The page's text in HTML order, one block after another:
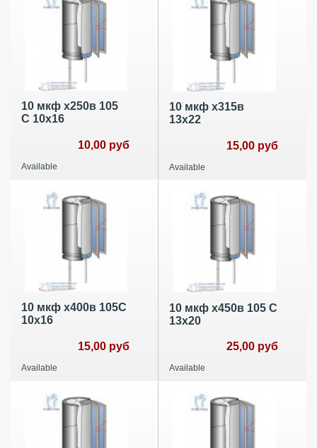
10 мкф х250в 105
С 10х16
10,00 руб
Available
10 мкф х315в
13х22
15,00 руб
Available
10 мкф х400в 105С
10х16
15,00 руб
Available
10 мкф х450в 105 С
13х20
25,00 руб
Available